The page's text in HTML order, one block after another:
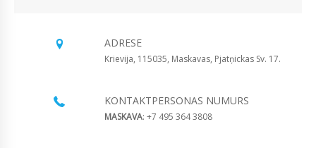
ADRESE
Krievija, 115035, Maskavas, Pjatņickas Sv. 17.
KONTAKTPERSONAS NUMURS
MASKAVA: +7 495 364 3808